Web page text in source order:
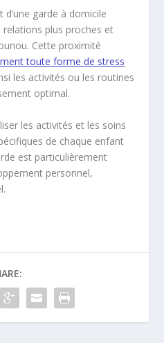
garde à domicile
plus proches et
Cette proximité
toute forme de stress
les activités ou les routines
optimal.
les activités et les soins
de chaque enfant
est particulièrement
personnel,